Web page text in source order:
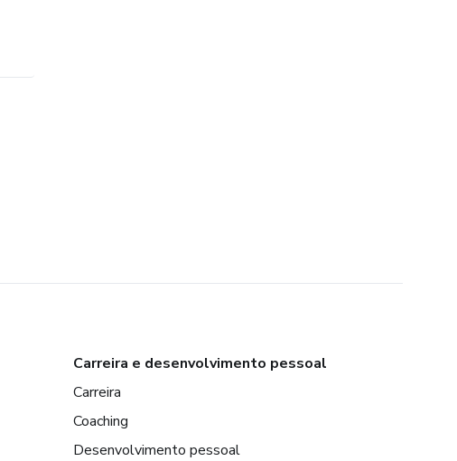
Carreira e desenvolvimento pessoal
Carreira
Coaching
Desenvolvimento pessoal